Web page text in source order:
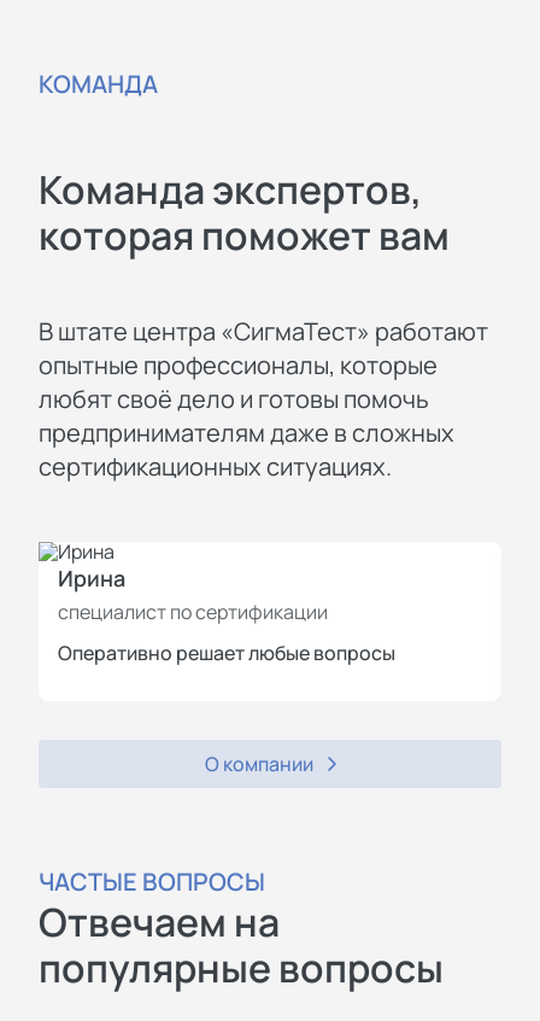
КОМАНДА
Команда экспертов,
которая поможет вам
В штате центра «СигмаТест» работают
опытные профессионалы, которые
любят своё дело и готовы помочь
предпринимателям даже в сложных
сертификационных ситуациях.
Ирина
специалист по сертификации
Оперативно решает любые вопросы
О компании
ЧАСТЫЕ ВОПРОСЫ
Отвечаем на
популярные вопросы